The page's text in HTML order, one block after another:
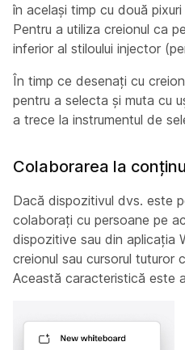
în același timp cu două
Pentru a utiliza creionul ca
inferior al stiloului injector
În timp ce desenați cu
pentru a selecta și muta cu
a trece la instrumentul de
Colaborarea la
Dacă dispozitivul dvs. este
colaborați cu persoane pe
dispozitive sau din aplicația
creionul sau cursorul tuturor
Această caracteristică este